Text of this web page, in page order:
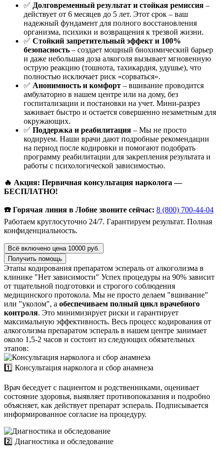
✅ Долговременный результат и стойкая ремиссия –
действует от 6 месяцев до 5 лет. Этот срок – ваш
надежный фундамент для полного восстановления
организма, психики и возвращения к трезвой жизни.
✅ Стойкий запретительный эффект и 100%
безопасность – создает мощный биохимический барьер
и даже небольшая доза алкоголя вызывает мгновенную
острую реакцию (тошнота, тахикардия, удушье), что
полностью исключает риск «сорваться».
✅ Анонимность и комфорт – вшивание проводится
амбулаторно в нашем центре или на дому, без
госпитализации и постановки на учет. Мини-разрез
заживает быстро и остается совершенно незаметным для
окружающих.
✅ Поддержка и реабилитация – Мы не просто
кодируем. Наши врачи дают подробные рекомендации
на период после кодировки и помогают подобрать
программу реабилитации для закрепления результата и
работы с психологической зависимостью.
🔥 Акция: Первичная консультация нарколога —
БЕСПЛАТНО!
☎️ Горячая линия в Лобне звоните сейчас: 8 (800) 700-44-04
Работаем круглосуточно 24/7. Гарантируем результат. Полная
конфиденциальность.
Всё включено цена 10000 руб.
Получить помощь
Этапы кодирования препаратом эспераль от алкоголизма в
клинике "Нет зависимости" Успех процедуры на 90% зависит
от тщательной подготовки и строгого соблюдения
медицинского протокола. Мы не просто делаем "вшивание"
или "уколом", а обеспечиваем полный цикл врачебного
контроля. Это минимизирует риски и гарантирует
максимальную эффективность. Весь процесс кодирования от
алкоголизма препаратом эспераль в нашем центре занимает
около 1,5-2 часов и состоит из следующих обязательных
этапов:
1️⃣ Консультация нарколога и сбор анамнеза
Врач беседует с пациентом и родственниками, оценивает
состояние здоровья, выявляет противопоказания и подробно
объясняет, как действует препарат эспераль. Подписывается
информированное согласие на процедуру.
2️⃣ Диагностика и обследование